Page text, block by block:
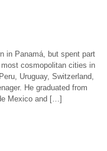
in Panamá, but spent part
cosmopolitan cities in
Uruguay, Switzerland,
He graduated from
Mexico and […]